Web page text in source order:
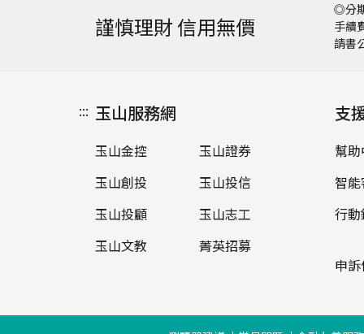
謹慎理財 信用無價
◎分
手續
請書
::: 玉山服務網
玉山金控
玉山證券
玉山創投
玉山投信
玉山投顧
玉山志工
玉山文教
菁英招募
支
幫
智
行
申